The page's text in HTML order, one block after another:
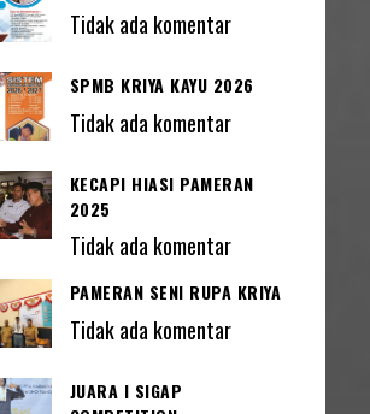
Tidak ada komentar
SPMB KRIYA KAYU 2026
Tidak ada komentar
KECAPI HIASI PAMERAN
2025
Tidak ada komentar
PAMERAN SENI RUPA KRIYA
Tidak ada komentar
JUARA I SIGAP